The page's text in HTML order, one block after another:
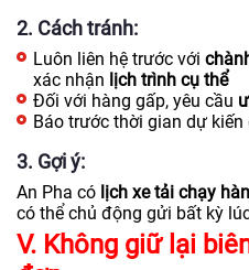
2. Cách tránh:
Luôn liên hệ trước với
xác nhận lịch trình cụ thể
Đối với hàng gấp, yêu cầu
Báo trước thời gian dự
3. Gợi ý:
An Pha có lịch xe tải chạy
có thể chủ động gửi bất kỳ
V. Không giữ lại